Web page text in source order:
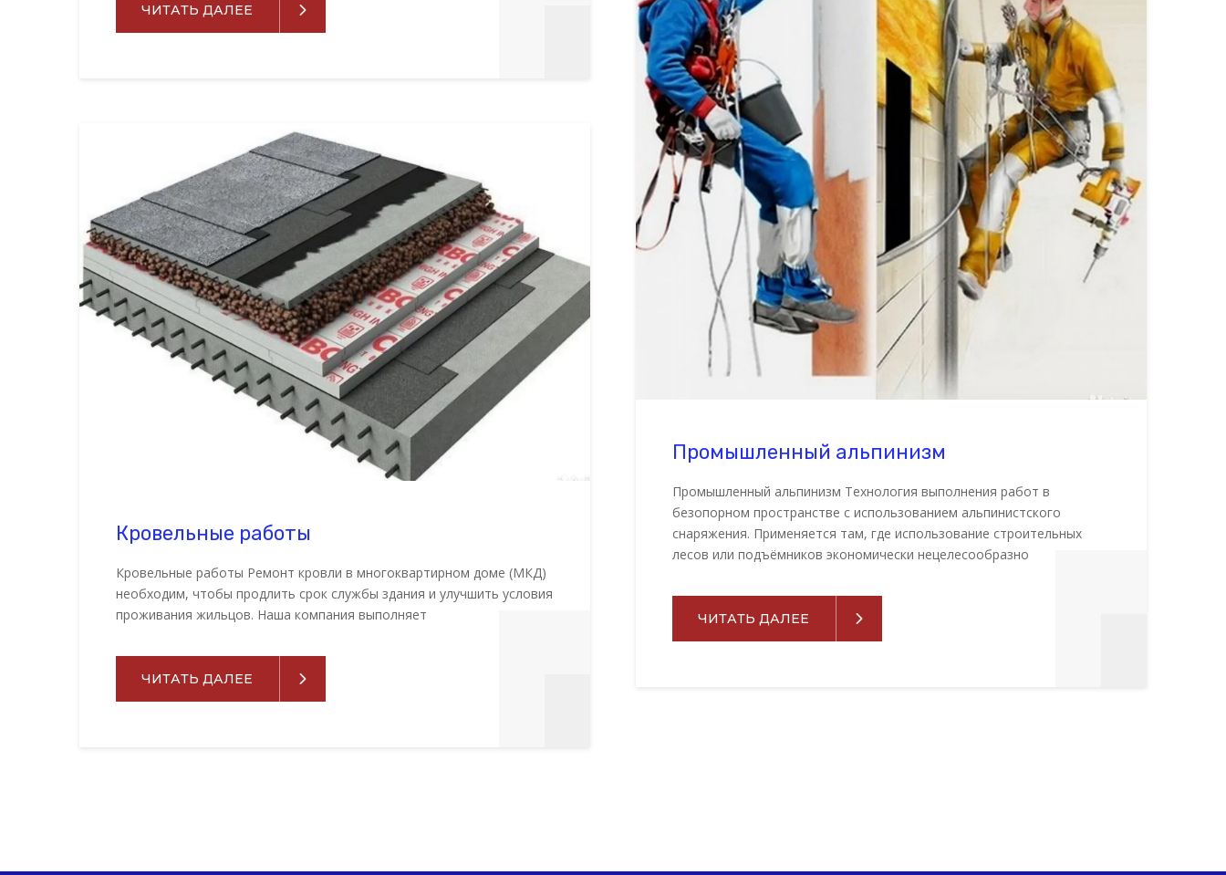
ЧИТАТЬ ДАЛЕЕ
Промышленный альпинизм
Промышленный альпинизм Технология выполнения работ в
безопорном пространстве с использованием альпинистского
снаряжения. Применяется там, где использование строительных
лесов или подъёмников экономически нецелесообразно
ЧИТАТЬ ДАЛЕЕ
Кровельные работы
Кровельные работы Ремонт кровли в многоквартирном доме (МКД)
необходим, чтобы продлить срок службы здания и улучшить условия
проживания жильцов. Наша компания выполняет
ЧИТАТЬ ДАЛЕЕ